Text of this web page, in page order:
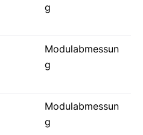
g
Modulabmessun
g
Modulabmessun
g